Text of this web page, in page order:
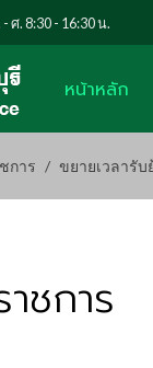
- ศ. 8:30 - 16:30 น.
หน้าหลัก
การ ขยายเวลารั
ชการ